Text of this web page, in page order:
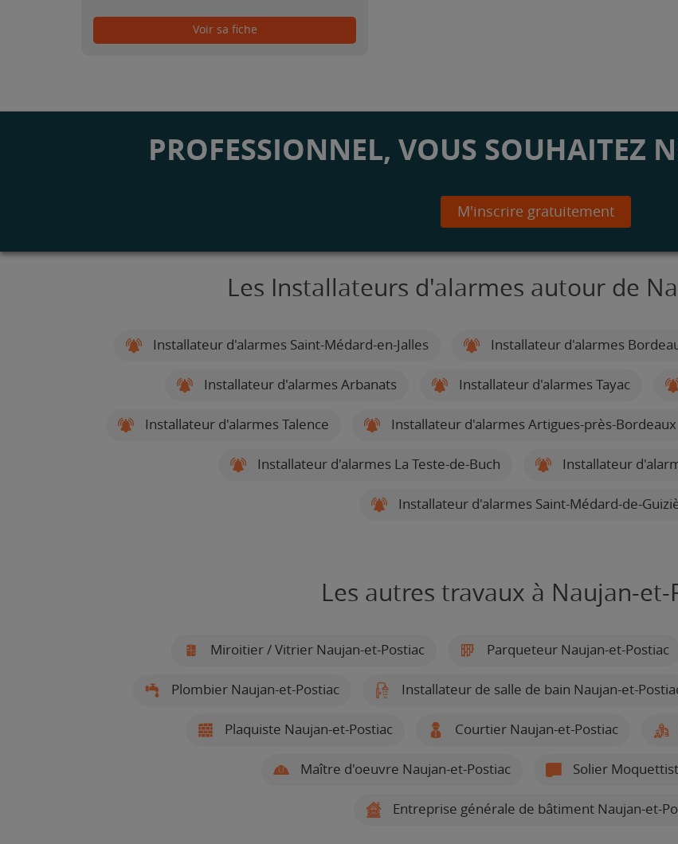
Voir sa fiche
PROFESSIONNEL, VOUS SOUHAITEZ
M'inscrire gratuitement
Les Installateurs d'alarmes autour de
Installateur d'alarmes Saint-Médard-en-Jalles Installateur d'alarmes
Installateur d'alarmes Arbanats Installateur d'alarmes Tayac
Installateur d'alarmes Talence Installateur d'alarmes Artigues-près-Bordeaux
Installateur d'alarmes La Teste-de-Buch Installateur
Installateur d'alarmes Saint-Médard-de-
Les autres travaux à Naujan-et-
Miroitier / Vitrier Naujan-et-Postiac Parqueteur Naujan-et-Postiac
Plombier Naujan-et-Postiac Installateur de salle de bain Naujan-et-
Plaquiste Naujan-et-Postiac Courtier Naujan-et-Postiac
Maître d'oeuvre Naujan-et-Postiac Solier
Entreprise générale de bâtiment Naujan-et-